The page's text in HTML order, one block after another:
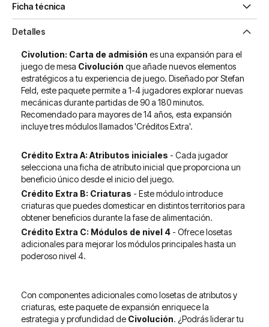
Ficha técnica
Detalles
Civolution: Carta de admisión es una expansión para el
juego de mesa Civolución que añade nuevos elementos
estratégicos a tu experiencia de juego. Diseñado por Stefan
Feld, este paquete permite a 1-4 jugadores explorar nuevas
mecánicas durante partidas de 90 a 180 minutos.
Recomendado para mayores de 14 años, esta expansión
incluye tres módulos llamados 'Créditos Extra'.
Crédito Extra A: Atributos iniciales - Cada jugador
selecciona una ficha de atributo inicial que proporciona un
beneficio único desde el inicio del juego.
Crédito Extra B: Criaturas - Este módulo introduce
criaturas que puedes domesticar en distintos territorios para
obtener beneficios durante la fase de alimentación.
Crédito Extra C: Módulos de nivel 4 - Ofrece losetas
adicionales para mejorar los módulos principales hasta un
poderoso nivel 4.
Con componentes adicionales como losetas de atributos y
criaturas, este paquete de expansión enriquece la
estrategia y profundidad de Civolución. ¿Podrás liderar tu